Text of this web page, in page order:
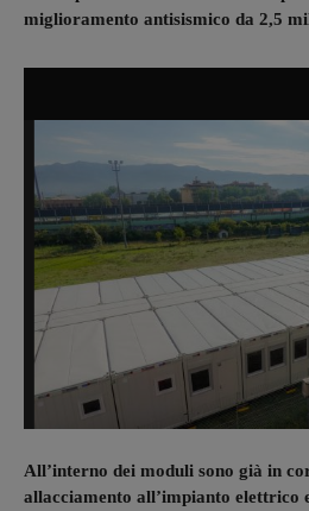
miglioramento antisismico da 2,5
All’interno dei moduli sono già in
allacciamento all’impianto elettrico